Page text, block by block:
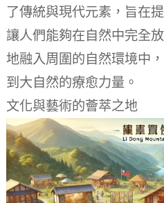
了傳統與現代元素，旨在
讓人們能夠在自然中完全
地融入周圍的自然環境中
到大自然的療愈力量。
文化與藝術的薈萃之地